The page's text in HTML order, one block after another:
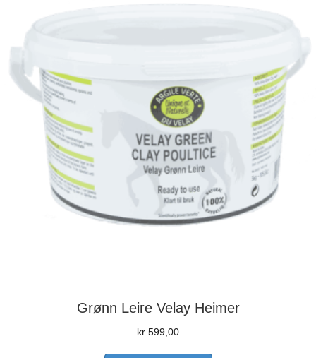
Grønn Leire Velay Heimer
kr 599,00